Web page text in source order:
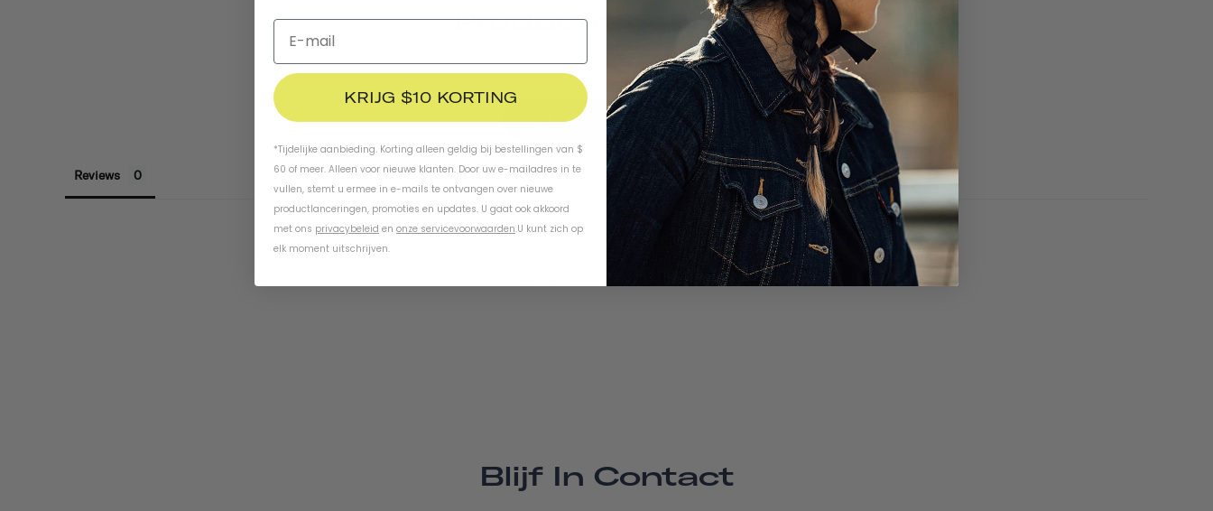
Productrecensies
Write A Review
Reviews
Be the first to review this item
Blijf In Contact
KRIJG $10 KORTING
*Tijdelijke aanbieding. Korting alleen geldig bij bestellingen van $
60 of meer. Alleen voor nieuwe klanten. Door uw e-mailadres in te
vullen, stemt u ermee in e-mails te ontvangen over nieuwe
productlanceringen, promoties en updates. U gaat ook akkoord
met ons privacybeleid en onze servicevoorwaarden.U kunt zich op
elk moment uitschrijven.